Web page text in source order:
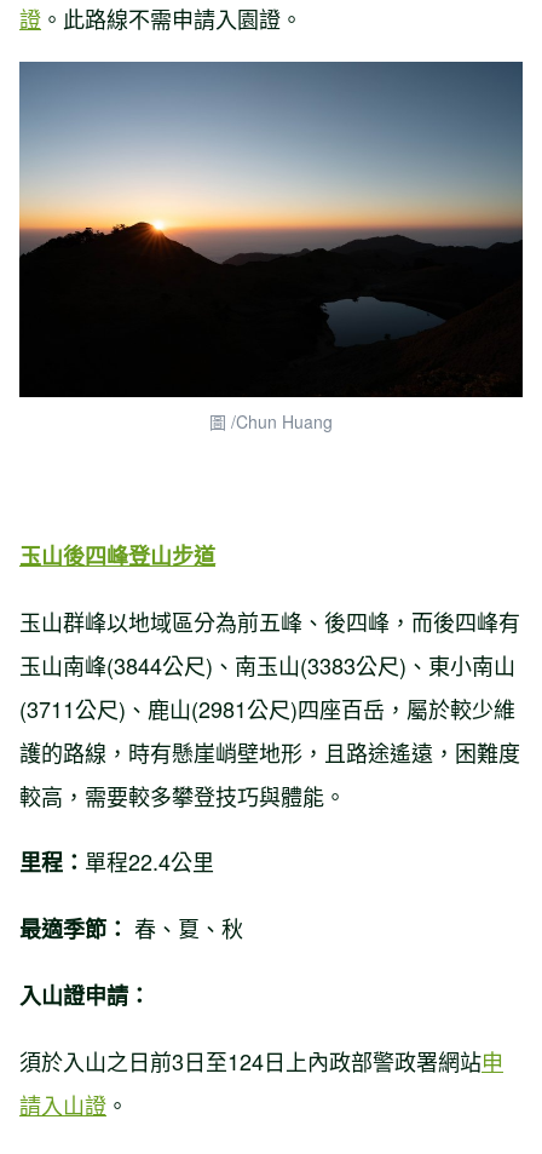
證 。此路線不需申請入園證。
圖 /Chun Huang
玉山後四峰登山步道
玉山群峰以地域區分為前五峰、後四峰，而後四峰有
玉山南峰(3844公尺)、南玉山(3383公尺)、東小南山
(3711公尺)、鹿山(2981公尺)四座百岳，屬於較少維
護的路線，時有懸崖峭壁地形，且路途遙遠，困難度
較高，需要較多攀登技巧與體能。
里程： 單程22.4公里
最適季節： 春、夏、秋
入山證申請：
須於入山之日前3日至124日上內政部警政署網站申
請入山證 。